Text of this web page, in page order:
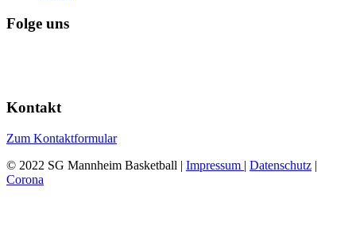
Folge uns
Kontakt
Zum Kontaktformular
© 2022 SG Mannheim Basketball | Impressum | Datenschutz |
Corona